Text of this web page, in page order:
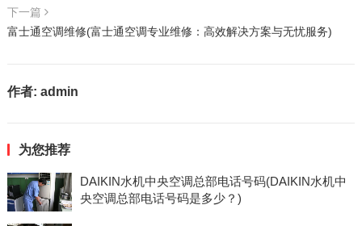
下一篇
富士通空调维修(富士通空调专业维修：高效解决方案与无忧服务)
作者: admin
为您推荐
DAIKIN水机中央空调总部电话号码(DAIKIN水机中
央空调总部电话号码是多少？)